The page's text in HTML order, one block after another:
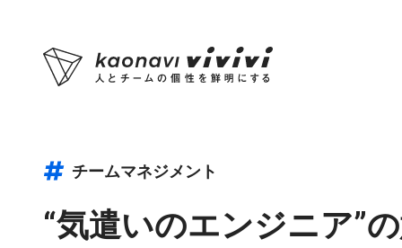
チームマネジメント
“気遣いのエンジニア”